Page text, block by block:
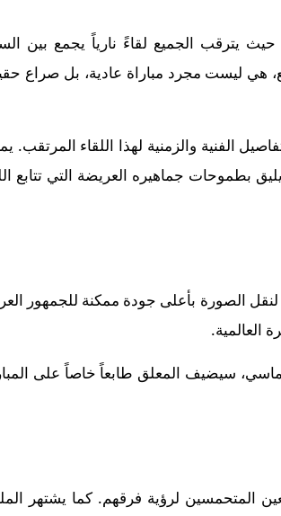
يترقب الجميع لقاءً نارياً يجمع بين
هي ليست مجرد مباراة عادية، بل صراع
الفنية والزمنية لهذا اللقاء المرتقب.
بطموحات جماهيره العريضة التي تتابع
الصورة بأعلى جودة ممكنة للجمهور
العالمية.
سيضيف المعلق طابعاً خاصاً على
المتحمسين لرؤية فرقهم. كما يشتهر